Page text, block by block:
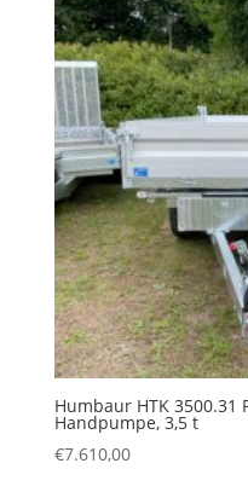
Humbaur HTK 3500.31
Handpumpe, 3,5 t
€7.610,00